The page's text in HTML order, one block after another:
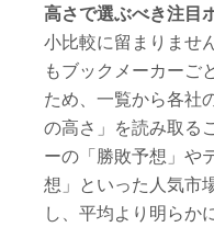
高さで選ぶべき注目
小比較に留まりませ
もブックメーカーご
ため、一覧から各社
の高さ」を読み取る
ーの「勝敗予想」や
想」といった人気市
し、平均より明らか